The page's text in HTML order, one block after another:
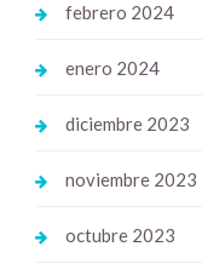
febrero 2024
enero 2024
diciembre 2023
noviembre 2023
octubre 2023